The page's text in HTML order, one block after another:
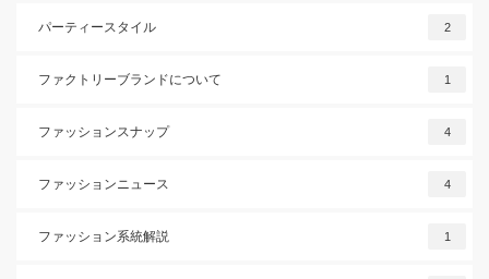
パーティースタイル 2
ファクトリーブランドについて 1
ファッションスナップ 4
ファッションニュース 4
ファッション系統解説 1